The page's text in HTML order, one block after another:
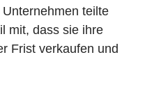
teilte
mit, dass sie ihre
Frist verkaufen und